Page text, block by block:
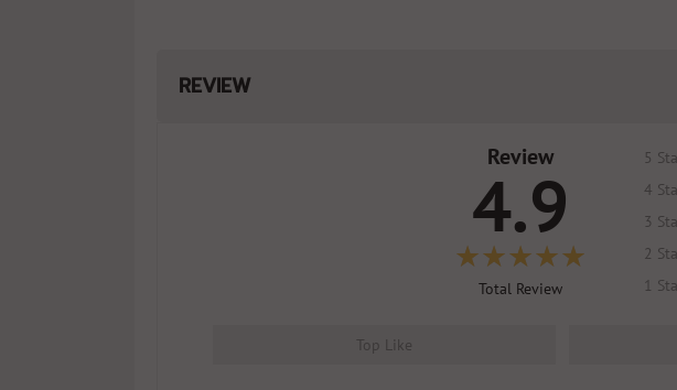
REVIEW
Review
4.9
Total Review
5
4
3
2
1
Top Like